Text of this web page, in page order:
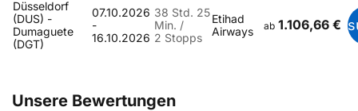
Düsseldorf
(DUS) -
Dumaguete
(DGT)
07.10.2026
-
16.10.2026
38 Std. 25
Min. /
2 Stopps
Etihad
Airways
ab 1.106,66 €
Unsere Bewertungen